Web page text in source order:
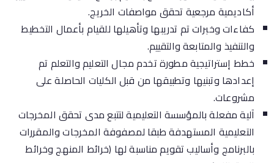
أكاديمية مرجعية تحقق مواصفات الخريج.
كفاءات وخبرات تم تدريبها وتأهيلها للقيام بأعمال التخطيط
والتنفيذ والمتابعة والتقييم.
خطط إستراتيجية مطورة تخدم مجال التعليم والتعلم تم
إعدادها وتبنيها وتطبيقها من قبل الكليات الحاصلة على
مشروعات.
آلية مفعلة بالمؤسسة التعليمية لتتبع مدى تحقق المخرجات
التعليمية المستهدفة طبقا لمصفوفة المخرجات والمقررات
بالبرنامج وأساليب تقويم مناسبة لها (خرائط المنهج وخرائط